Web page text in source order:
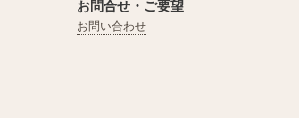
お問合せ・ご要望
お問い合わせ